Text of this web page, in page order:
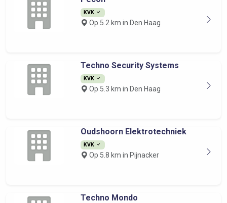
KVK
Op 5.2 km in Den Haag
Techno Security Systems
KVK
Op 5.3 km in Den Haag
Oudshoorn Elektrotechniek
KVK
Op 5.8 km in Pijnacker
Techno Mondo